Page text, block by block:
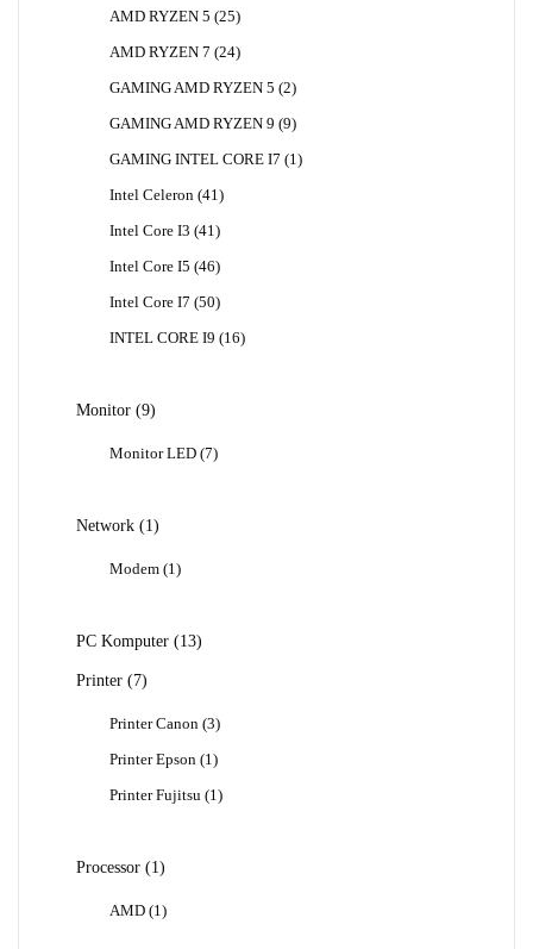
AMD RYZEN 5 2525
AMD RYZEN 7 2424
GAMING AMD RYZEN 5 22
GAMING AMD RYZEN 9 99
GAMING INTEL CORE I7
11
Intel Celeron 4141
Intel Core I3 4141
Intel Core I5 4646
Intel Core I7 5050
INTEL CORE I9
1616
Monitor 99
Monitor LED 77
Network 11
Modem 11
PC Komputer 1313
Printer
77
Printer Canon 33
Printer Epson 11
Printer Fujitsu 11
Processor 11
AMD 11